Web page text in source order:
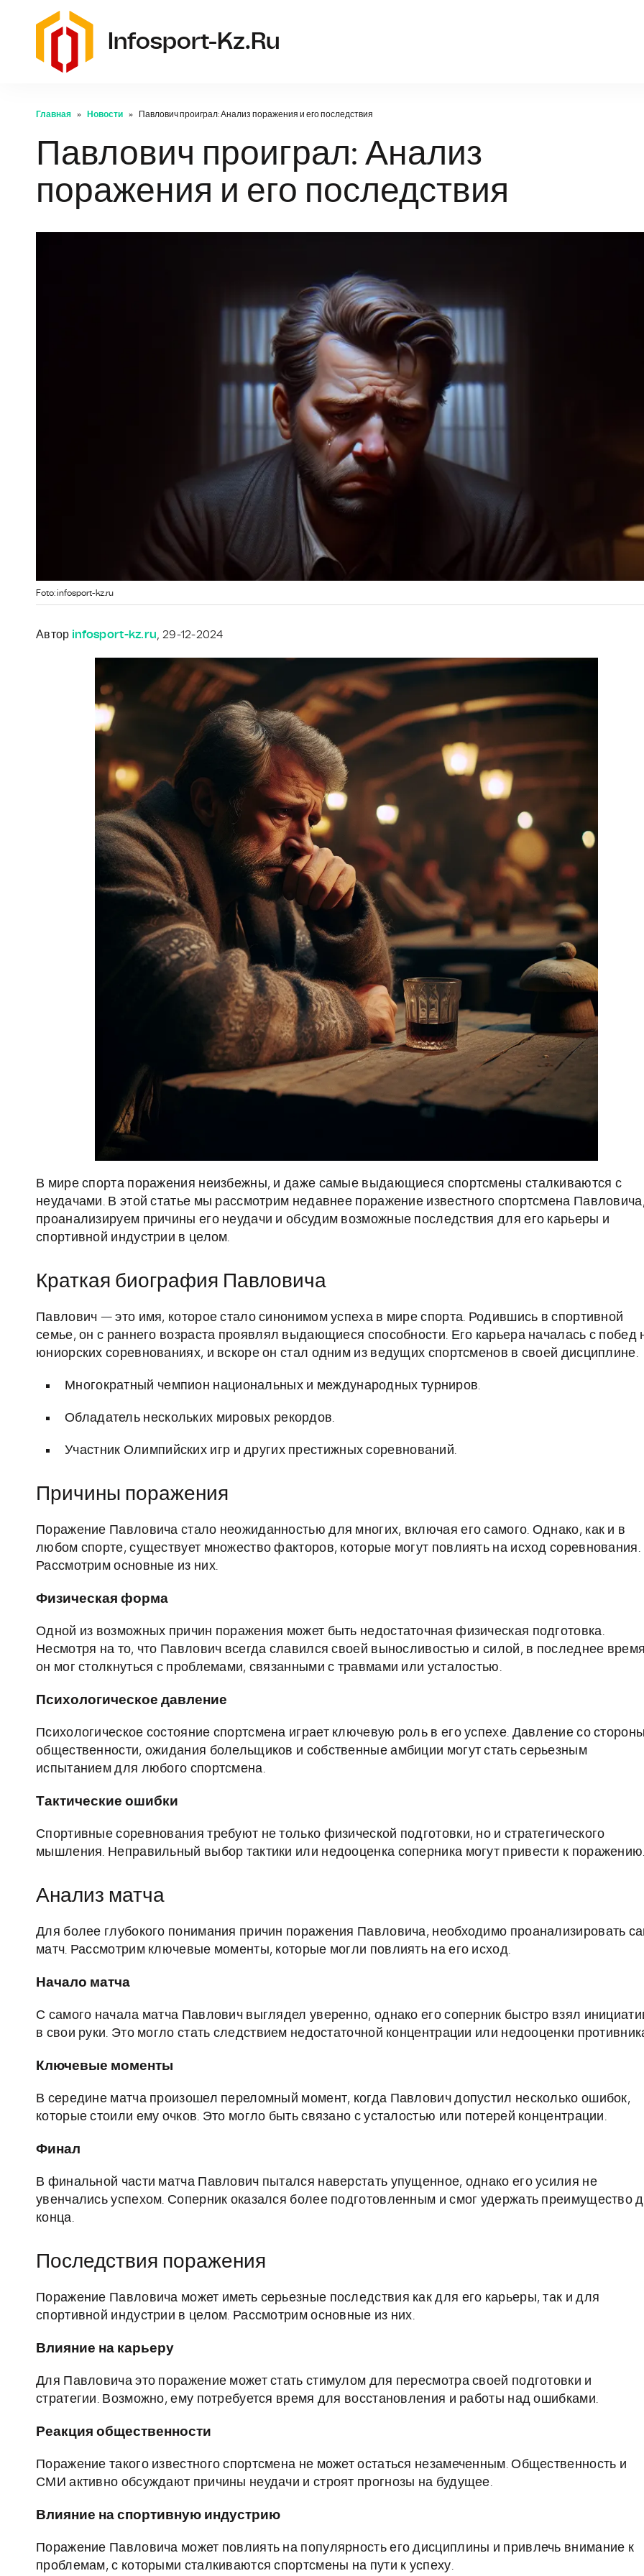
Infosport-Kz.ru
Главная Новости Павлович проиграл: Анализ поражения и его последствия
Павлович проиграл: Анализ
поражения и его последствия
Foto: infosport-kz.ru
Автор infosport-kz.ru, 29-12-2024
В мире спорта поражения неизбежны, и даже самые выдающиеся спортсмены сталкиваются с
неудачами. В этой статье мы рассмотрим недавнее поражение известного спортсмена
проанализируем причины его неудачи и обсудим возможные последствия для его карьеры и
спортивной индустрии в целом.
Краткая биография Павловича
Павлович — это имя, которое стало синонимом успеха в мире спорта. Родившись в спортивной
семье, он с раннего возраста проявлял выдающиеся способности. Его карьера началась с побед
юниорских соревнованиях, и вскоре он стал одним из ведущих спортсменов в своей дисциплине.
Многократный чемпион национальных и международных турниров.
Обладатель нескольких мировых рекордов.
Участник Олимпийских игр и других престижных соревнований.
Причины поражения
Поражение Павловича стало неожиданностью для многих, включая его самого. Однако, как и в
любом спорте, существует множество факторов, которые могут повлиять на исход соревнования.
Рассмотрим основные из них.
Физическая форма
Одной из возможных причин поражения может быть недостаточная физическая подготовка.
Несмотря на то, что Павлович всегда славился своей выносливостью и силой, в последнее
он мог столкнуться с проблемами, связанными с травмами или усталостью.
Психологическое давление
Психологическое состояние спортсмена играет ключевую роль в его успехе. Давление со
общественности, ожидания болельщиков и собственные амбиции могут стать серьезным
испытанием для любого спортсмена.
Тактические ошибки
Спортивные соревнования требуют не только физической подготовки, но и стратегического
мышления. Неправильный выбор тактики или недооценка соперника могут привести к
Анализ матча
Для более глубокого понимания причин поражения Павловича, необходимо проанализировать
матч. Рассмотрим ключевые моменты, которые могли повлиять на его исход.
Начало матча
С самого начала матча Павлович выглядел уверенно, однако его соперник быстро взял
в свои руки. Это могло стать следствием недостаточной концентрации или недооценки
Ключевые моменты
В середине матча произошел переломный момент, когда Павлович допустил несколько ошибок,
которые стоили ему очков. Это могло быть связано с усталостью или потерей концентрации.
Финал
В финальной части матча Павлович пытался наверстать упущенное, однако его усилия не
увенчались успехом. Соперник оказался более подготовленным и смог удержать преимущество
конца.
Последствия поражения
Поражение Павловича может иметь серьезные последствия как для его карьеры, так и для
спортивной индустрии в целом. Рассмотрим основные из них.
Влияние на карьеру
Для Павловича это поражение может стать стимулом для пересмотра своей подготовки и
стратегии. Возможно, ему потребуется время для восстановления и работы над ошибками.
Реакция общественности
Поражение такого известного спортсмена не может остаться незамеченным. Общественность и
СМИ активно обсуждают причины неудачи и строят прогнозы на будущее.
Влияние на спортивную индустрию
Поражение Павловича может повлиять на популярность его дисциплины и привлечь внимание к
проблемам, с которыми сталкиваются спортсмены на пути к успеху.